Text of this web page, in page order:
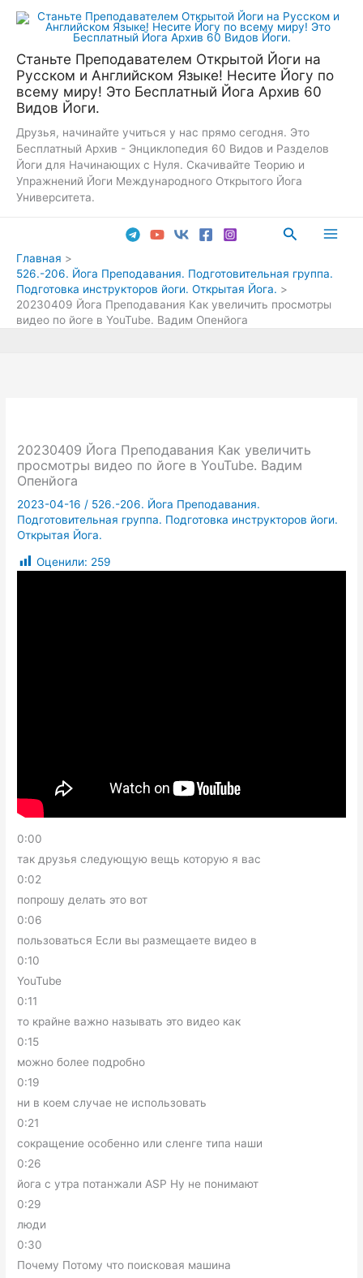
Перейти
Станьте Преподавателем Открытой Йоги на
Русском и Английском Языке! Несите Йогу по
всему миру! Это Бесплатный Йога Архив 60
Видов Йоги.
Друзья, начинайте учиться у нас прямо сегодня. Это
Бесплатный Архив - Энциклопедия 60 Видов и Разделов
Йоги для Начинающих с Нуля. Скачивайте Теорию и
Упражнений Йоги Международного Открытого Йога
Университета.
Поиск
Главная
526.-206. Йога Преподавания. Подготовительная группа.
Подготовка инструкторов йоги. Открытая Йога.
20230409 Йога Преподавания Как увеличить просмотры
видео по йоге в YouTube. Вадим Опенйога
20230409 Йога Преподавания Как увеличить
просмотры видео по йоге в YouTube. Вадим
Опенйога
2023-04-16 / 526.-206. Йога Преподавания.
Подготовительная группа. Подготовка инструкторов йоги.
Открытая Йога.
Оценили: 259
0:00
так друзья следующую вещь которую я вас
0:02
попрошу делать это вот
0:06
пользоваться Если вы размещаете видео в
0:10
YouTube
0:11
то крайне важно называть это видео как
0:15
можно более подробно
0:19
ни в коем случае не использовать
0:21
сокращение особенно или сленге типа наши
0:26
йога с утра потанжали ASP Ну не понимают
0:29
люди
0:30
Почему Потому что поисковая машина